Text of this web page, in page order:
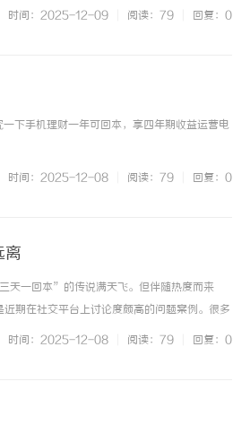
画质又想一步到位的话，追觅电视V3000系列
时间：2025-12-09 阅读：79 回复：0
手机理财一年可回本，享四年期收益运营电
时间：2025-12-08 阅读：79 回复：0
离
天一回本”的传说满天飞。但伴随热度而来
期在社交平台上讨论度颇高的问题案例。很多
一下就会发现，这套路八成是典型的资金盘
时间：2025-12-08 阅读：79 回复：0